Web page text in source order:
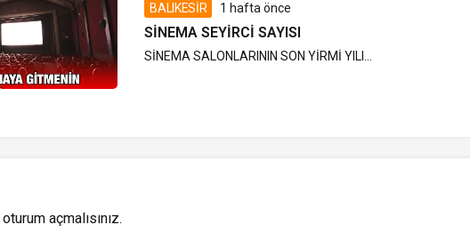
BALIKESİR 1 hafta önce
SINEMA SEYIRCI SAYISI
SİNEMA SALONLARININ SON YİRMİ YILI...
oturum açmalısınız.